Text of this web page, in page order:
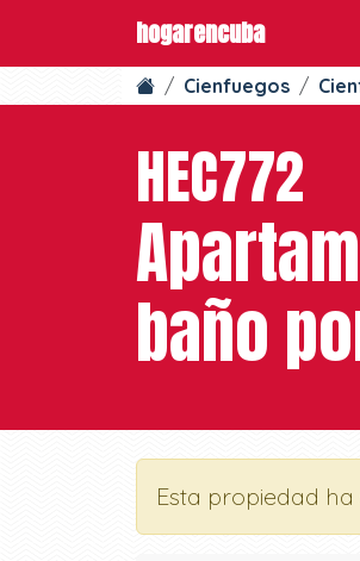
hogarencuba
Cienfuegos
HEC772
baño
Esta propiedad